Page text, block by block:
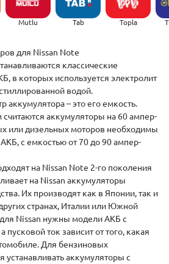
Mutlu Tab Topla
для Nissan Note
классические
в которых используется электролит
водой.
– это его емкость.
аккумуляторы на 60 ампер-
или дизельных моторов необходимы
с емкостью от 70 до 90 ампер-
на Nissan Note 2-го поколения
на Nissan аккумуляторы
Их производят как в Японии, так и
странах, Италии или Южной
Nissan нужны модели АКБ с
пусковой ток зависит от того, какая
Для бензиновых
устанавливать аккумуляторы с